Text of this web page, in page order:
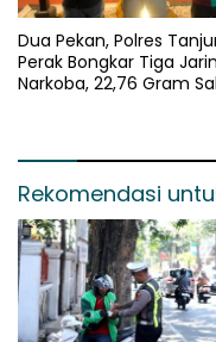
Dua Pekan, Polres
Perak Bongkar Tiga
Narkoba, 22,76 Gram
Rekomendasi